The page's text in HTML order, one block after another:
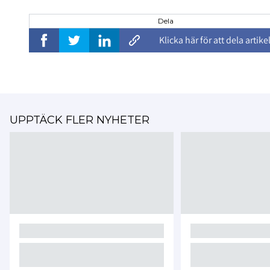
Dela
Klicka här för att dela
UPPTÄCK FLER NYHETER